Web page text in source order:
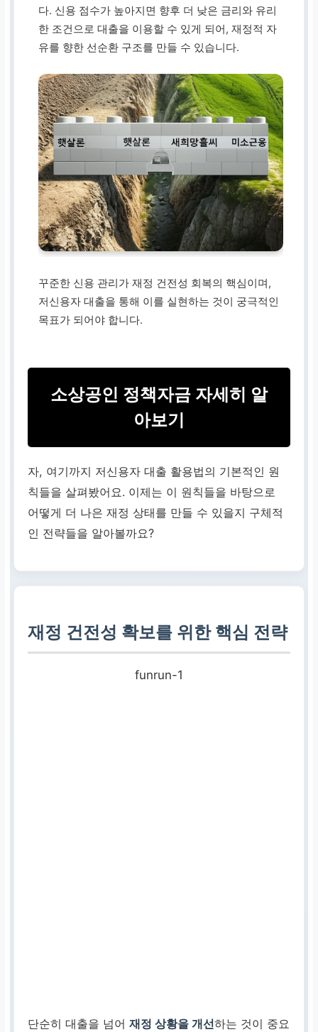
다. 신용 점수가 높아지면 향후 더 낮은 금리와 유리
한 조건으로 대출을 이용할 수 있게 되어, 재정적 자
유를 향한 선순환 구조를 만들 수 있습니다.
꾸준한 신용 관리가 재정 건전성 회복의 핵심이며,
저신용자 대출을 통해 이를 실현하는 것이 궁극적인
목표가 되어야 합니다.
소상공인 정책자금 자세히 알
아보기
자, 여기까지 저신용자 대출 활용법의 기본적인 원
칙들을 살펴봤어요. 이제는 이 원칙들을 바탕으로
어떻게 더 나은 재정 상태를 만들 수 있을지 구체적
인 전략들을 알아볼까요?
재정 건전성 확보를 위한 핵심 전략
funrun-1
단순히 대출을 넘어재정 상황을 개선하는 것이 중요